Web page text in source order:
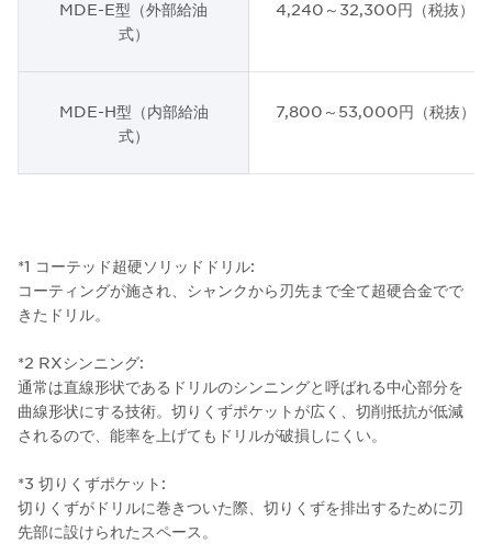
MDE-E型（外部給油
式）
4,240～32,300円（税抜）
MDE-H型（内部給油
式）
7,800～53,000円（税抜）
*1 コーテッド超硬ソリッドドリル:
コーティングが施され、シャンクから刃先まで全て超硬合金でで
きたドリル。
*2 RXシンニング:
通常は直線形状であるドリルのシンニングと呼ばれる中心部分を
曲線形状にする技術。切りくずポケットが広く、切削抵抗が低減
されるので、能率を上げてもドリルが破損しにくい。
*3 切りくずポケット:
切りくずがドリルに巻きついた際、切りくずを排出するために刃
先部に設けられたスペース。